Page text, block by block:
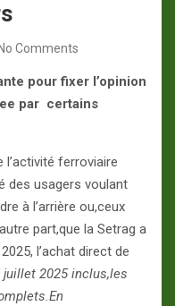
No Comments
pour fixer l’opinion
par certains
l’activité ferroviaire
des usagers voulant
à l’arrière ou,ceux
part,que la Setrag a
l’achat direct de
2025 inclus,les